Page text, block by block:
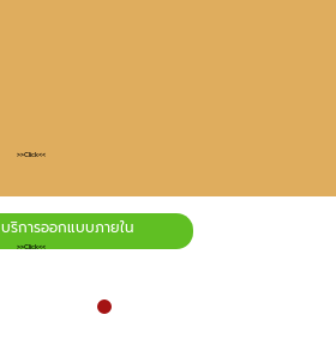
>>Click<<
บริการออกแบบภายใน
>>Click<<